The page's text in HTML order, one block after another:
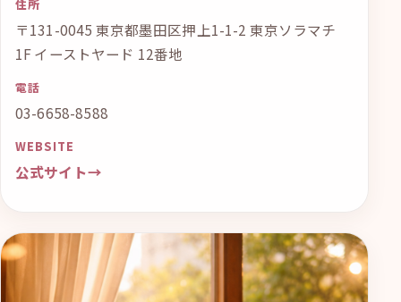
住所
〒131-0045 東京都墨田区押上1-1-2 東京ソラマチ
1F イーストヤード 12番地
電話
03-6658-8588
WEBSITE
公式サイト